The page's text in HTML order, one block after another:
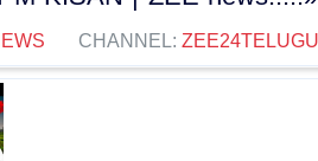
CHANNEL: